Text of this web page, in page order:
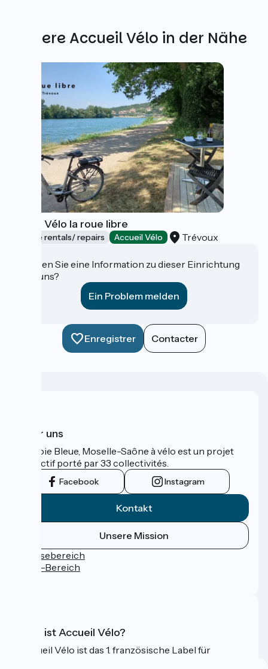
Weitere Accueil Vélo in der Nähe
Café - Vélo la roue libre
Bicycle rentals/ repairs Accueil Vélo Trévoux
Haben Sie eine Information zu dieser Einrichtung
für uns?
Ein Problem melden
Enregistrer Contacter
Über uns
La Voie Bleue, Moselle-Saône à vélo est un projet
collectif porté par 33 collectivités.
Facebook Instagram
Kontakt
Unsere Mission
Pressebereich
Profi-Bereich
Was ist Accueil Vélo?
Accueil Vélo ist das 1. französische Label für